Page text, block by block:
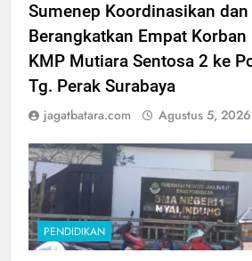
Sumenep Koordinasikan dan
Berangkatkan Empat Korban
KMP Mutiara Sentosa 2 ke
Tg. Perak Surabaya
jagatbatara.com Agustus 5, 2026
PENDIDIKAN